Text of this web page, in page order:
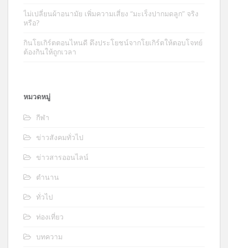
ไม่เปลี่ยนผ้าอนามัย เพิ่มความเสี่ยง “มะเร็งปากมดลูก” จริง
หรือ?
กินโยเกิร์ตตอนไหนดี ดึงประโยชน์จากโยเกิร์ตให้ตอบโจทย์
ต้องกินให้ถูกเวลา
หมวดหมู่
กีฬา
ข่าวสังคมทั่วไป
ข่าวสารออนไลน์
ตำนาน
ทั่วไป
ท่องเที่ยว
บทความ